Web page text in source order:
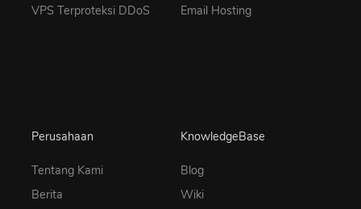
VPS Terproteksi DDoS
Email Hosting
Perusahaan
Tentang Kami
Berita
KnowledgeBase
Blog
Wiki